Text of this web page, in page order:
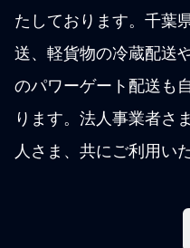
たしております。千葉
送、軽貨物の冷蔵配送
のパワーゲート配送も
ります。法人事業者さ
人さま、共にご利用い